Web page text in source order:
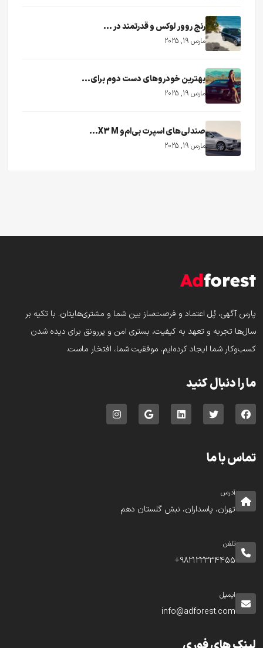
رنج روور لوکس و قدرتمند در ...
مارس 19, 2025
بهترین خودروهای دست دوم برای...
مارس 19, 2025
صندلی‌های اسپرت بی‌ام‌و X3 M...
مارس 19, 2025
پارس‌ آگهی، پُل اعتماد و فرصت‌ساز بین شما و مشتری‌هایتان. با تکیه بر
سال‌ها تجربه و تعهد به کیفیت، بستری امن و پررونق برای دیده شدن
کسب‌وکار شما ایجاد کرده‌ایم. موفقیت شما، افتخار ماست.
ما را دنبال کنید
تماس با ما
آدرس
تهران، پاسداران، نبش گلستان دهم
تلفن
982122334455+
ایمیل
info@adforest.com